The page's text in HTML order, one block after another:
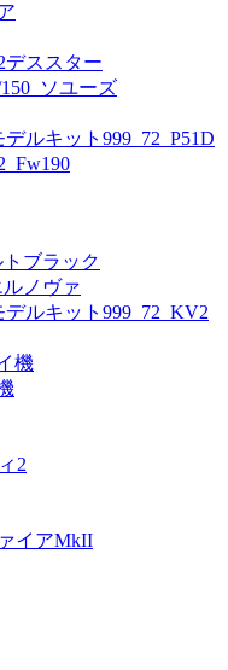
デススター
ソユーズ
ルキット999_72_P51D
ブラック
ノヴァ
ルキット999_72_KV2
機
2
イアMkII